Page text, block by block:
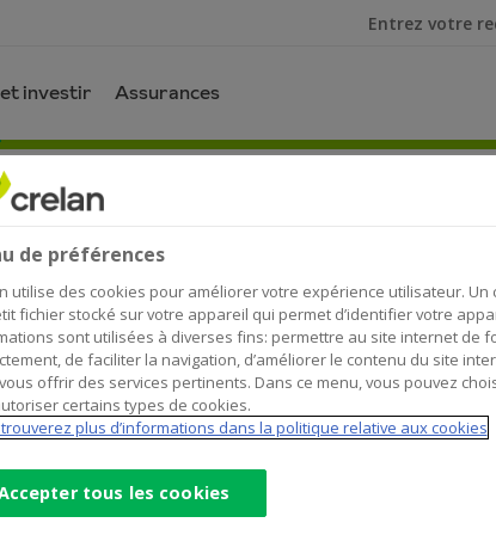
Je cherche
investir Assurances
maintenant ?
?
de préférences
utilise des cookies pour améliorer votre expérience utilisateur. Un
fichier stocké sur votre appareil qui permet d’identifier votre
sont utilisées à diverses fins: permettre au site internet de
de faciliter la navigation, d’améliorer le contenu du site
offrir des services pertinents. Dans ce menu, vous pouvez
certains types de cookies.
plus d’informations dans la politique relative aux cookies
tous les cookies